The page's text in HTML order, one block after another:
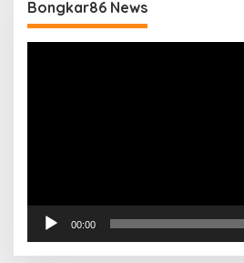
Bongkar86 News
00:00